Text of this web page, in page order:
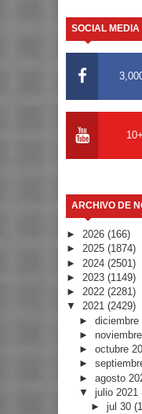
SOCIAL MEDIA
10+
ARCHIVO DE
► 2026 (166)
► 2025 (1874)
► 2024 (2501)
► 2023 (1149)
► 2022 (2281)
▼ 2021 (2429)
► diciembre
►
► octubre
►
► agosto
▼ julio 2021
►jul 30